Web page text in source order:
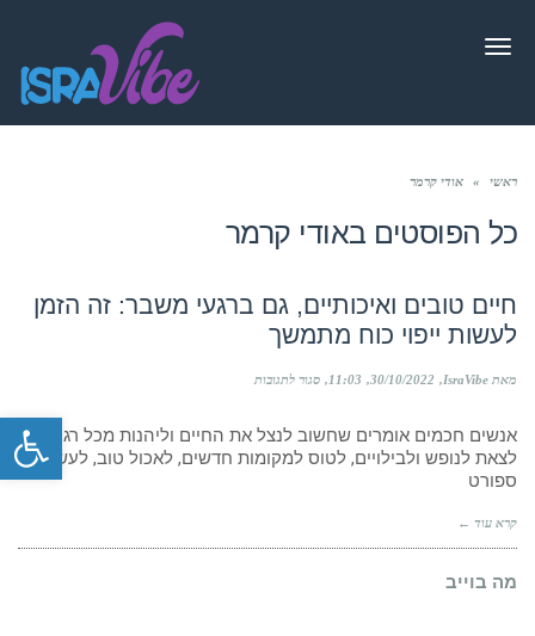
תפריט
ראשי » אודי קרמר
כל הפוסטים באודי קרמר
חיים טובים ואיכותיים, גם ברגעי משבר: זה הזמן
לעשות ייפוי כוח מתמשך
מאת IsraVibe 30/10/2022
11:03 סגור לתגובות
ואיכותיים,
גם
לעשות
אנשים חכמים אומרים שחשוב לנצל את החיים וליהנות מכל רגע:
לצאת לנופש ולבילויים, לטוס למקומות חדשים, לאכול טוב, לעשות
ספורט
קרא עוד ←
מה בוייב
פתח